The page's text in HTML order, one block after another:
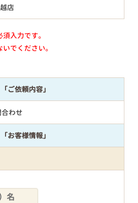
店
入力です。
でください。
「ご依頼内容」
わせ
「お客様情報」